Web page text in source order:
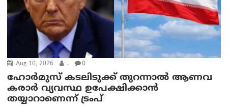
Aug 10, 2026 . 0
ഹോർമുസ് കടലിടുക്ക് തുറന്നാൽ ആണവ
കരാർ വ്യവസ്ഥ ഉപേക്ഷിക്കാൻ
തയ്യാറാണെന്ന് ട്രം‌പ്